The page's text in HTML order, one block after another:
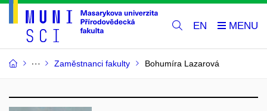
EN
Zaměstnanci fakulty Bohumíra Lazarová